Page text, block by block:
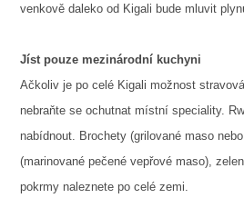
venkově daleko od Kigali bude mluvit
Jíst pouze mezinárodní kuchyni
Ačkoliv je po celé Kigali možnost
nebraňte se ochutnat místní speciality.
nabídnout. Brochety (grilované maso
(marinované pečené vepřové maso),
pokrmy naleznete po celé zemi.